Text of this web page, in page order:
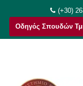
στο
περιεχόμενο
(+30)
Οδηγός Σπουδών